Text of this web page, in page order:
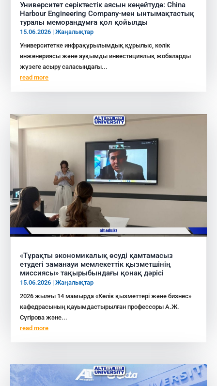
Университет серіктестік аясын кеңейтуде: China
Harbour Engineering Company-мен ынтымақтастық
туралы меморандумға қол қойылды
15.06.2026 |Жаңалықтар
Университетке инфрақұрылымдық құрылыс, көлік
инженериясы және ауқымды инвестициялық жобаларды
жүзеге асыру саласындағы...
read more
«Тұрақты экономикалық өсуді қамтамасыз
етудегі заманауи мемлекеттік қызметшінің
миссиясы» тақырыбындағы қонақ дәрісі
15.06.2026 |Жаңалықтар
2026 жылғы 14 мамырда «Көлік қызметтері және бизнес»
кафедрасының қауымдастырылған профессоры А.Ж.
Сүгірова және...
read more